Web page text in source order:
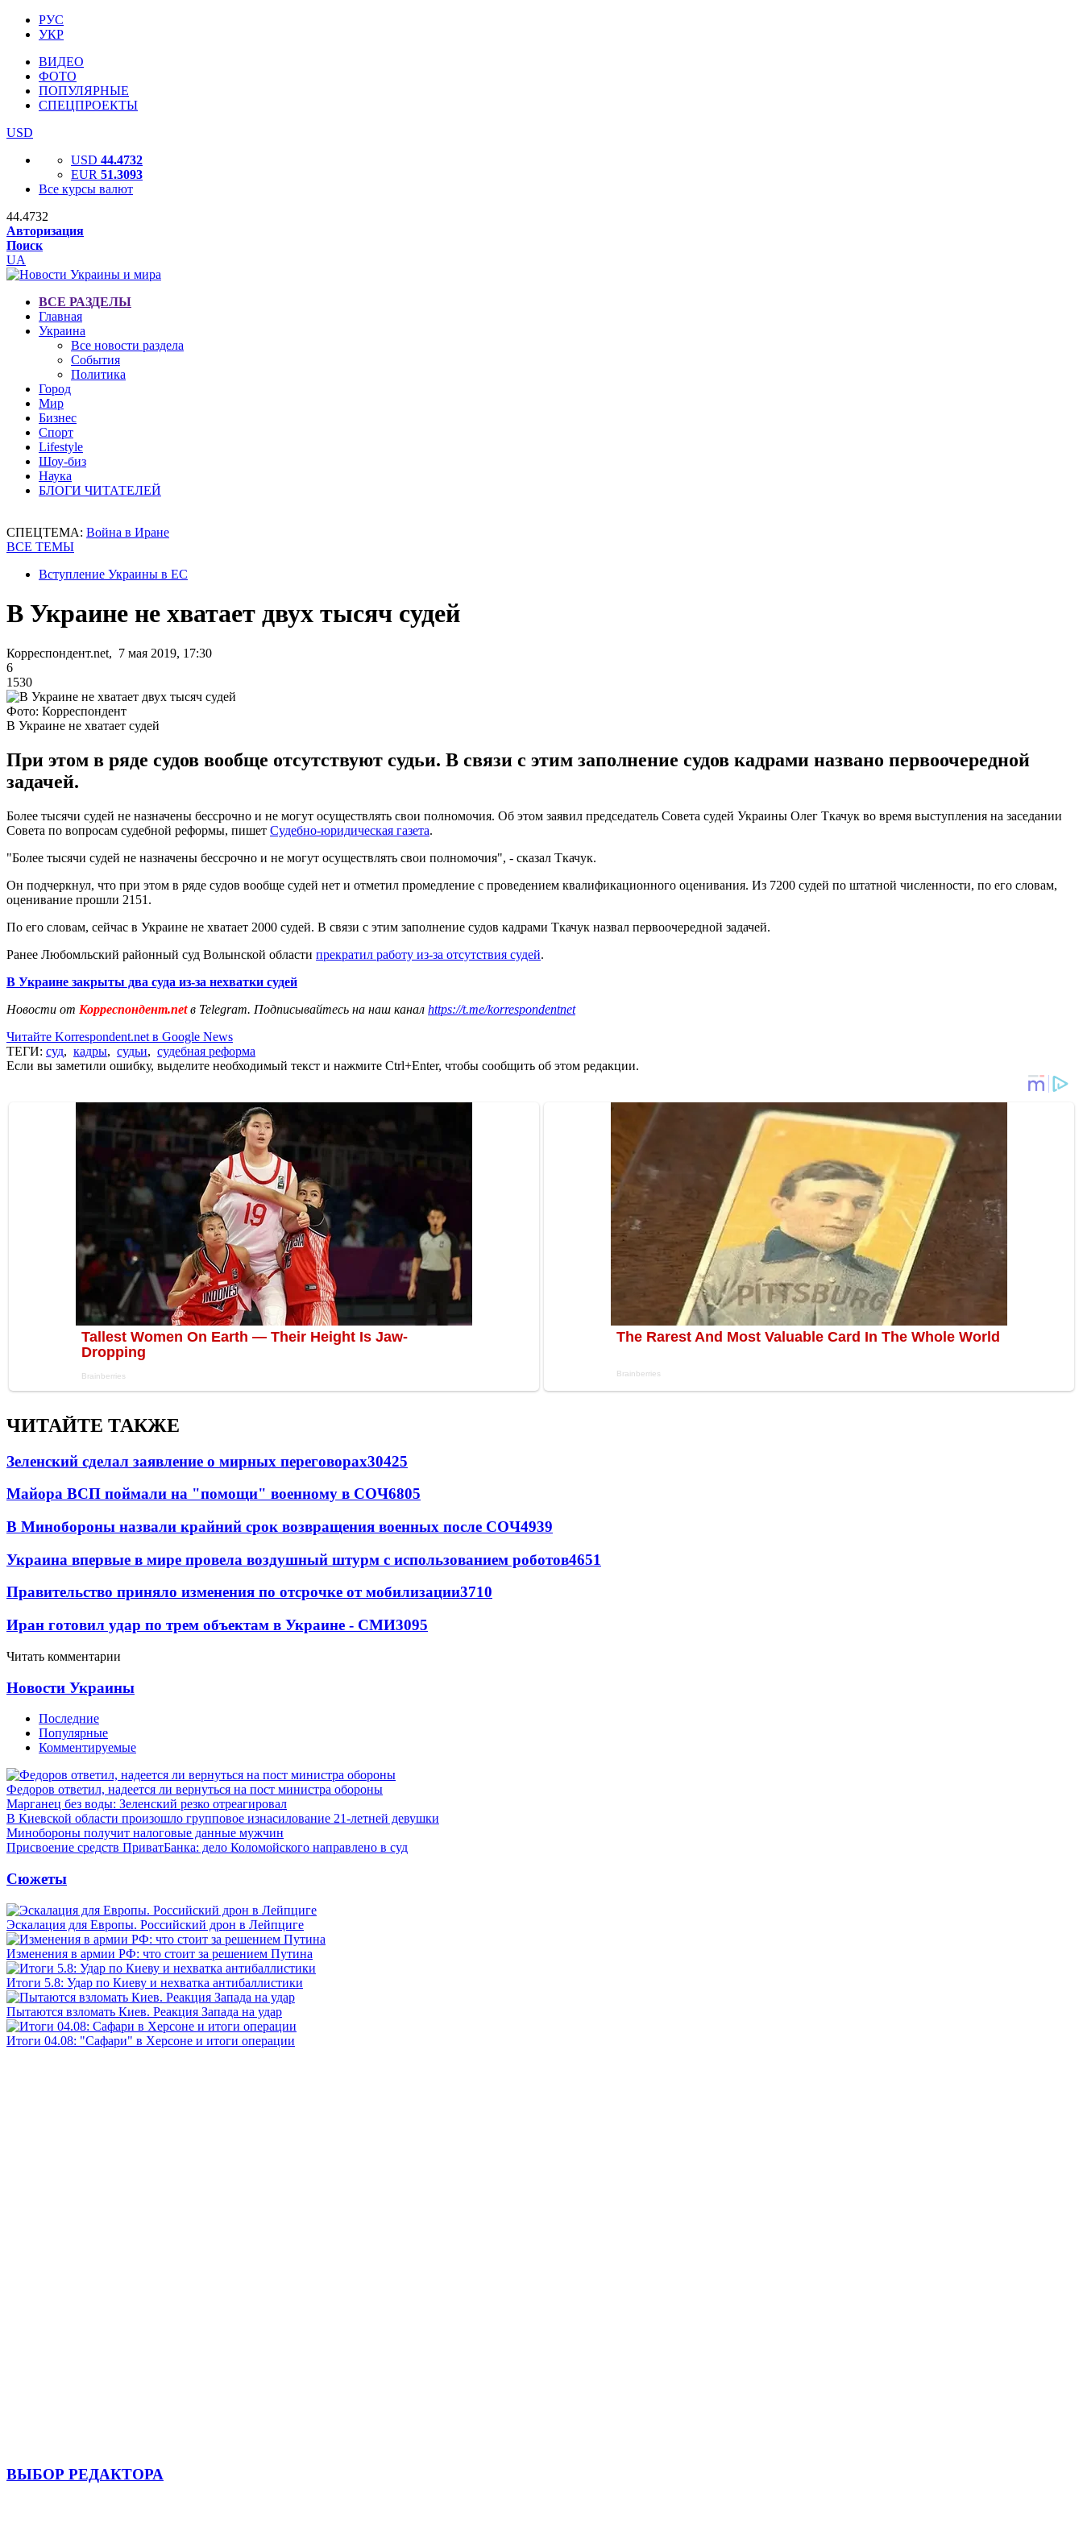
РУС
УКР
ВИДЕО
ФОТО
ПОПУЛЯРНЫЕ
СПЕЦПРОЕКТЫ
USD
USD 44.4732
EUR 51.3093
Все курсы валют
44.4732
Авторизация
Поиск
UA
ВСЕ РАЗДЕЛЫ
Главная
Украина
Все новости раздела
События
Политика
Город
Мир
Бизнес
Спорт
Lifestyle
Шоу-биз
Наука
БЛОГИ ЧИТАТЕЛЕЙ
СПЕЦТЕМА: Война в Иране
ВСЕ ТЕМЫ
Вступление Украины в ЕС
В Украине не хватает двух тысяч судей
Корреспондент.net, 7 мая 2019, 17:30
6
1530
Фото: Корреспондент
В Украине не хватает судей
При этом в ряде судов вообще отсутствуют судьи. В связи с этим заполнение судов кадрами названо первоочередной
задачей.
Более тысячи судей не назначены бессрочно и не могут осуществлять свои полномочия. Об этом заявил председатель Совета судей Украины Олег Ткачук во время выступления на заседании
Совета по вопросам судебной реформы, пишет Судебно-юридическая газета.
"Более тысячи судей не назначены бессрочно и не могут осуществлять свои полномочия", - сказал Ткачук.
Он подчеркнул, что при этом в ряде судов вообще судей нет и отметил промедление с проведением квалификационного оценивания. Из 7200 судей по штатной численности, по его словам,
оценивание прошли 2151.
По его словам, сейчас в Украине не хватает 2000 судей. В связи с этим заполнение судов кадрами Ткачук назвал первоочередной задачей.
Ранее Любомльский районный суд Волынской области прекратил работу из-за отсутствия судей.
В Украине закрыты два суда из-за нехватки судей
Новости от Корреспондент.netв Telegram. Подписывайтесь на наш канал https://t.me/korrespondentnet
Читайте Korrespondent.net в Google News
ТЕГИ: суд, кадры, судьи, судебная реформа
Если вы заметили ошибку, выделите необходимый текст и нажмите Ctrl+Enter, чтобы сообщить об этом редакции.
ЧИТАЙТЕ ТАКЖЕ
Зеленский сделал заявление о мирных переговорах30425
Майора ВСП поймали на "помощи" военному в СОЧ6805
В Минобороны назвали крайний срок возвращения военных после СОЧ4939
Украина впервые в мире провела воздушный штурм с использованием роботов4651
Правительство приняло изменения по отсрочке от мобилизации3710
Иран готовил удар по трем объектам в Украине - СМИ3095
Читать комментарии
Новости Украины
Последние
Популярные
Комментируемые
Федоров ответил, надеется ли вернуться на пост министра обороны
Марганец без воды: Зеленский резко отреагировал
В Киевской области произошло групповое изнасилование 21-летней девушки
Минобороны получит налоговые данные мужчин
Присвоение средств ПриватБанка: дело Коломойского направлено в суд
Сюжеты
Эскалация для Европы. Российский дрон в Лейпциге
Изменения в армии РФ: что стоит за решением Путина
Итоги 5.8: Удар по Киеву и нехватка антибаллистики
Пытаются взломать Киев. Реакция Запада на удар
Итоги 04.08: "Сафари" в Херсоне и итоги операции
ВЫБОР РЕДАКТОРА